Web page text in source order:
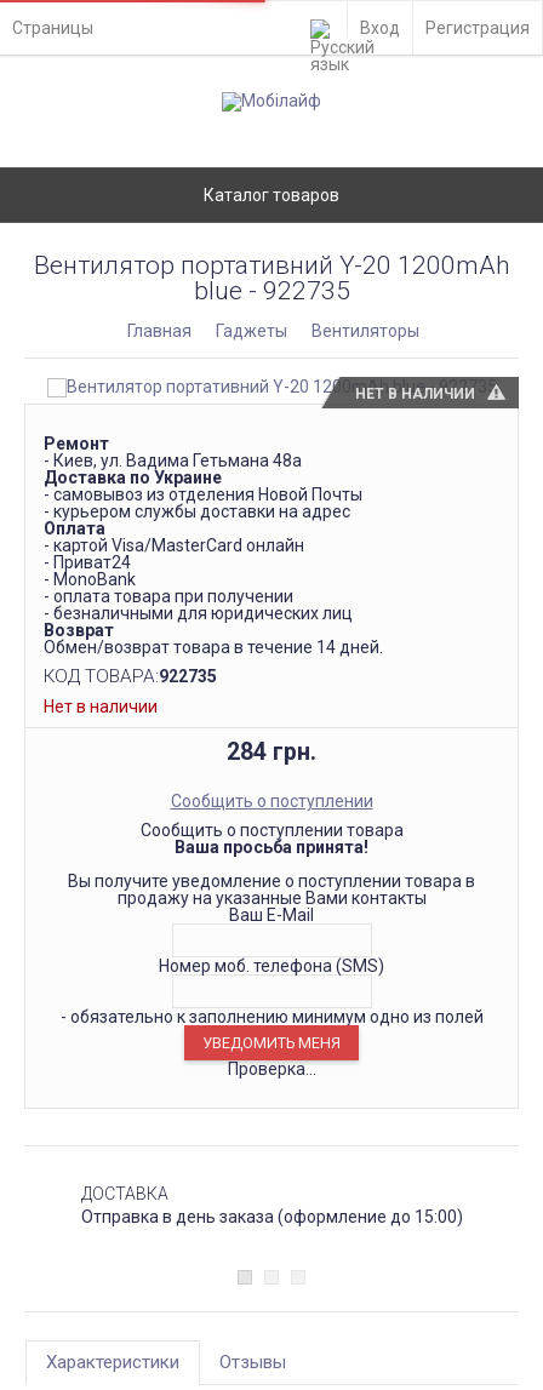
Страницы Вход Регистрация
Каталог товаров
Вентилятор портативний Y-20 1200mAh
blue - 922735
Главная Гаджеты Вентиляторы
НЕТ В НАЛИЧИИ
Ремонт
- Киев, ул. Вадима Гетьмана 48а
Доставка по Украине
- самовывоз из отделения Новой Почты
- курьером службы доставки на адрес
Оплата
- картой Visa/MasterCard онлайн
- Приват24
- MonoBank
- оплата товара при получении
- безналичными для юридических лиц
Возврат
Обмен/возврат товара в течение 14 дней.
КОД ТОВАРА:922735
Нет в наличии
284 грн.
Сообщить о поступлении
Сообщить о поступлении товара
Ваша просьба принята!
Вы получите уведомление о поступлении товара в
продажу на указанные Вами контакты
Ваш E-Mail
Номер моб. телефона (SMS)
- обязательно к заполнению минимум одно из полей
Проверка...
ДОСТАВКА
Отправка в день заказа (оформление до 15:00)
Характеристики Отзывы